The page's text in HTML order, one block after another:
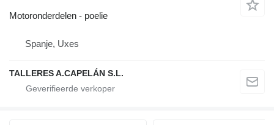
Motoronderdelen - poelie
Spanje, Uxes
TALLERES A.CAPELÁN S.L.